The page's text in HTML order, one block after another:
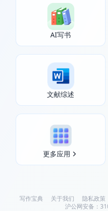
AI写书
文献综述
更多应用
写作宝典 关于我们 隐私政策
沪公网安备：